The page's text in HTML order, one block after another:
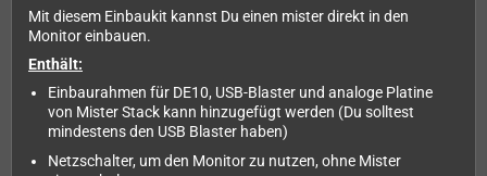
Mit diesem Einbaukit kannst Du einen mister direkt in den
Monitor einbauen.
Enthält:
Einbaurahmen für DE10, USB-Blaster und analoge Platine
von Mister Stack kann hinzugefügt werden (Du solltest
mindestens den USB Blaster haben)
Netzschalter, um den Monitor zu nutzen, ohne Mister